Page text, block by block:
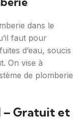
dans le
faut pour
d’eau, soucis
On vise à
de plomberie
– Gratuit et